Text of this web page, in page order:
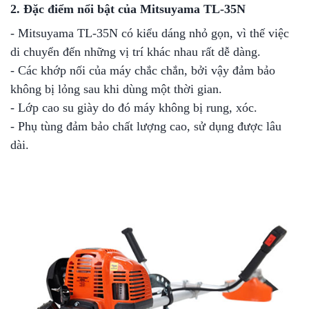
2. Đặc điểm nổi bật của Mitsuyama TL-35N
- Mitsuyama TL-35N có kiểu dáng nhỏ gọn, vì thế việc
di chuyển đến những vị trí khác nhau rất dễ dàng.
- Các khớp nối của máy chắc chắn, bởi vậy đảm bảo
không bị lỏng sau khi dùng một thời gian.
- Lớp cao su giày do đó máy không bị rung, xóc.
- Phụ tùng đảm bảo chất lượng cao, sử dụng được lâu
dài.